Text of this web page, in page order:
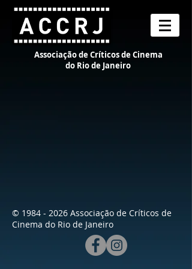
Associação de Críticos de Cinema
do Rio de Janeiro
© 1984 - 2026 Associação de Críticos de
Cinema do Rio de Janeiro